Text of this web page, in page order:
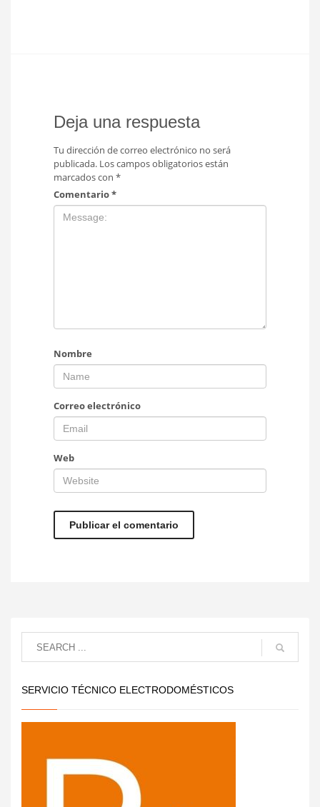
Deja una respuesta
Tu dirección de correo electrónico no será
publicada. Los campos obligatorios están
marcados con *
Comentario*
Nombre
Correo electrónico
Web
SERVICIO TÉCNICO ELECTRODOMÉSTICOS